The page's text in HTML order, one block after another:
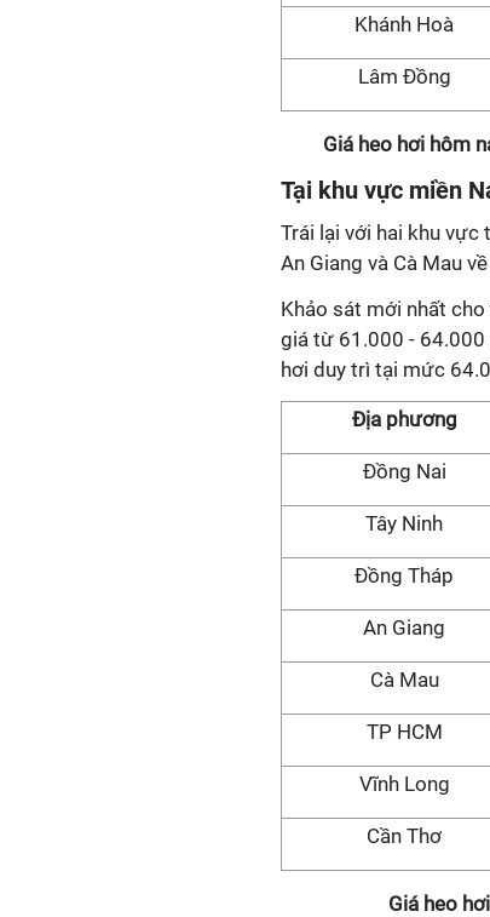
Khánh Hoà
Lâm Đồng
Giá heo hơi hôm
Tại khu vực miền
Trái lại với hai khu vực
An Giang và Cà Mau
Khảo sát mới nhất
giá từ 61.000 - 64.000
hơi duy trì tại mức
Địa phương
Đồng Nai
Tây Ninh
Đồng Tháp
An Giang
Cà Mau
TP HCM
Vĩnh Long
Cần Thơ
Giá heo